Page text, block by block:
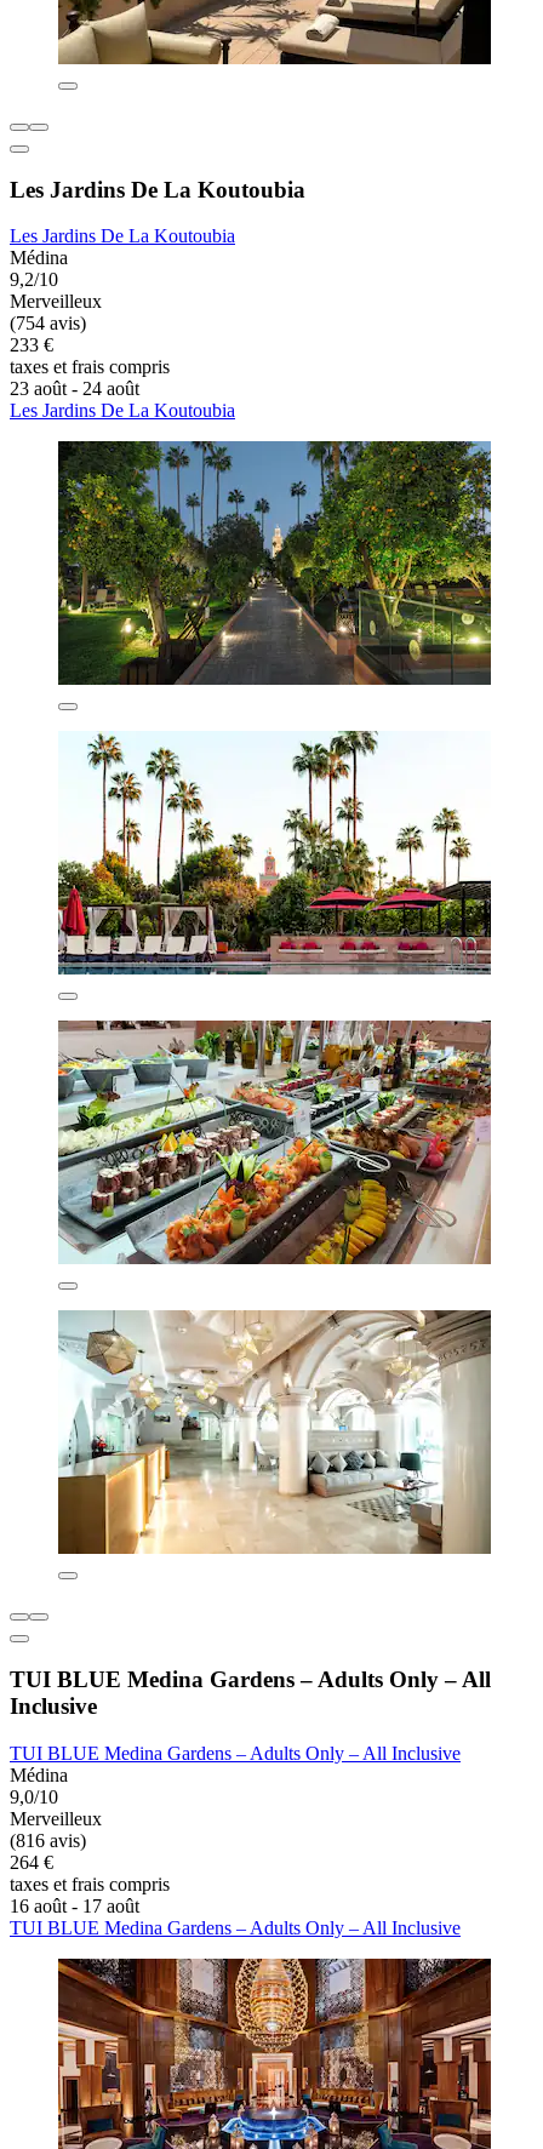
Les Jardins De La Koutoubia
Les Jardins De La Koutoubia
Médina
9,2/10
Merveilleux
(754 avis)
233 €
taxes et frais compris
23 août - 24 août
Les Jardins De La Koutoubia
TUI BLUE Medina Gardens – Adults Only – All
Inclusive
TUI BLUE Medina Gardens – Adults Only – All Inclusive
Médina
9,0/10
Merveilleux
(816 avis)
264 €
taxes et frais compris
16 août - 17 août
TUI BLUE Medina Gardens – Adults Only – All Inclusive